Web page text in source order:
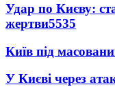
Удар по Києву:
жертви5535
Київ під
У Києві через